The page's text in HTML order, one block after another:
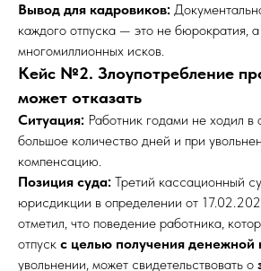
Вывод для кадровиков:
каждого отпуска — это не бюрократия,
многомиллионных исков.
Кейс №2. Злоупотребление
может отказать
Ситуация: Работник годами не ходил в
большое количество дней и при
компенсацию.
Позиция суда: Третий кассационный
юрисдикции в определении от
отметил, что поведение работника,
отпуск с целью получения денежной
увольнении, может свидетельствовать о